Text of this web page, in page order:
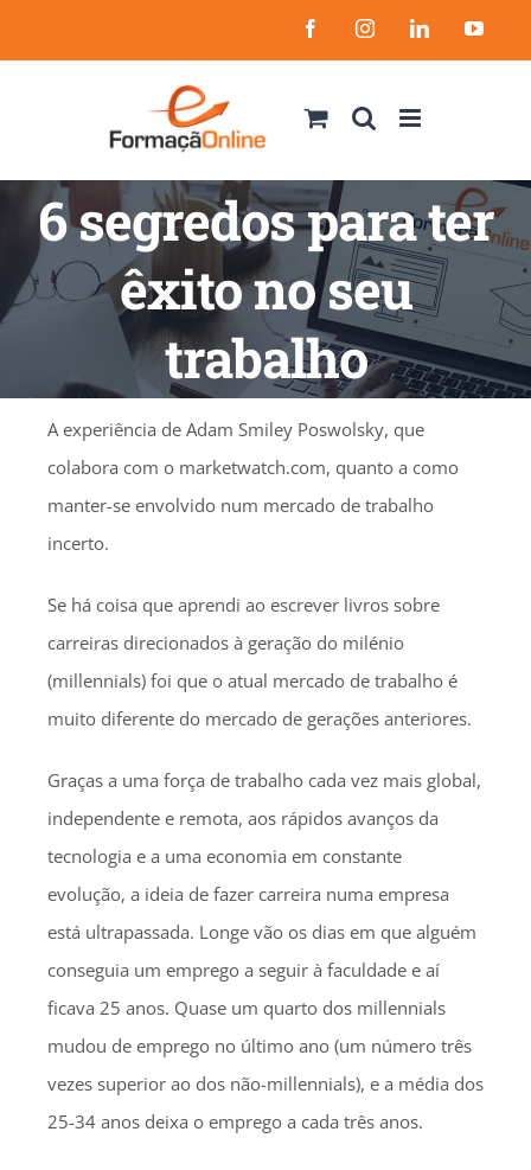
to
FacebookInstagramLinkedIn
6 segredos para ter
êxito no seu
trabalho
A experiência de Adam Smiley Poswolsky, que
colabora com o marketwatch.com, quanto a como
manter-se envolvido num mercado de trabalho
incerto.
Se há coisa que aprendi ao escrever livros sobre
carreiras direcionados à geração do milénio
(millennials) foi que o atual mercado de trabalho é
muito diferente do mercado de gerações anteriores.
Graças a uma força de trabalho cada vez mais global,
independente e remota, aos rápidos avanços da
tecnologia e a uma economia em constante
evolução, a ideia de fazer carreira numa empresa
está ultrapassada. Longe vão os dias em que alguém
conseguia um emprego a seguir à faculdade e aí
ficava 25 anos. Quase um quarto dos millennials
mudou de emprego no último ano (um número três
vezes superior ao dos não-millennials), e a média dos
25-34 anos deixa o emprego a cada três anos.